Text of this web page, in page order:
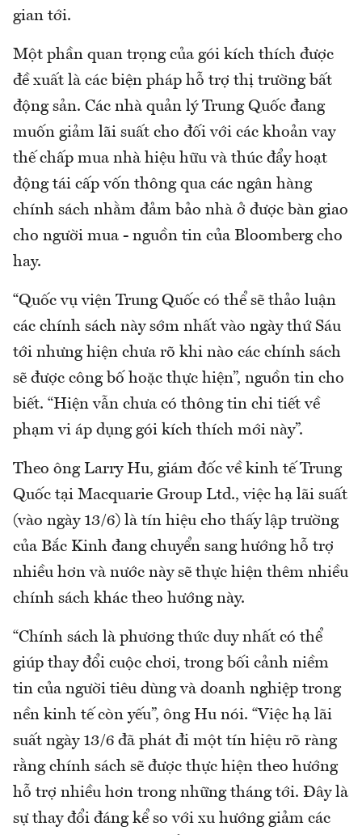
gian tới.
Một phần quan trọng của gói kích thích được
đề xuất là các biện pháp hỗ trợ thị trường bất
động sản. Các nhà quản lý Trung Quốc đang
muốn giảm lãi suất cho đối với các khoản vay
thế chấp mua nhà hiệu hữu và thúc đẩy hoạt
động tái cấp vốn thông qua các ngân hàng
chính sách nhằm đảm bảo nhà ở được bàn giao
cho người mua - nguồn tin của Bloomberg cho
hay.
“Quốc vụ viện Trung Quốc có thể sẽ thảo luận
các chính sách này sớm nhất vào ngày thứ Sáu
tới nhưng hiện chưa rõ khi nào các chính sách
sẽ được công bố hoặc thực hiện”, nguồn tin cho
biết. “Hiện vẫn chưa có thông tin chi tiết về
phạm vi áp dụng gói kích thích mới này”.
Theo ông Larry Hu, giám đốc về kinh tế Trung
Quốc tại Macquarie Group Ltd., việc hạ lãi suất
(vào ngày 13/6) là tín hiệu cho thấy lập trường
của Bắc Kinh đang chuyển sang hướng hỗ trợ
nhiều hơn và nước này sẽ thực hiện thêm nhiều
chính sách khác theo hướng này.
“Chính sách là phương thức duy nhất có thể
giúp thay đổi cuộc chơi, trong bối cảnh niềm
tin của người tiêu dùng và doanh nghiệp trong
nền kinh tế còn yếu”, ông Hu nói. “Việc hạ lãi
suất ngày 13/6 đã phát đi một tín hiệu rõ ràng
rằng chính sách sẽ được thực hiện theo hướng
hỗ trợ nhiều hơn trong những tháng tới. Đây là
sự thay đổi đáng kể so với xu hướng giảm các